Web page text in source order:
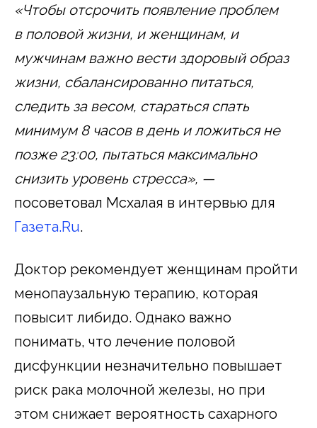
«Чтобы отсрочить появление проблем
в половой жизни, и женщинам, и
мужчинам важно вести здоровый образ
жизни, сбалансированно питаться,
следить за весом, стараться спать
минимум 8 часов в день и ложиться не
позже 23:00, пытаться максимально
снизить уровень стресса», —
посоветовал Мсхалая в интервью для
Газета.Ru.
Доктор рекомендует женщинам пройти
менопаузальную терапию, которая
повысит либидо. Однако важно
понимать, что лечение половой
дисфункции незначительно повышает
риск рака молочной железы, но при
этом снижает вероятность сахарного